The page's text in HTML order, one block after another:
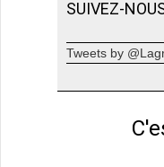
SUIVEZ-
Tweets by